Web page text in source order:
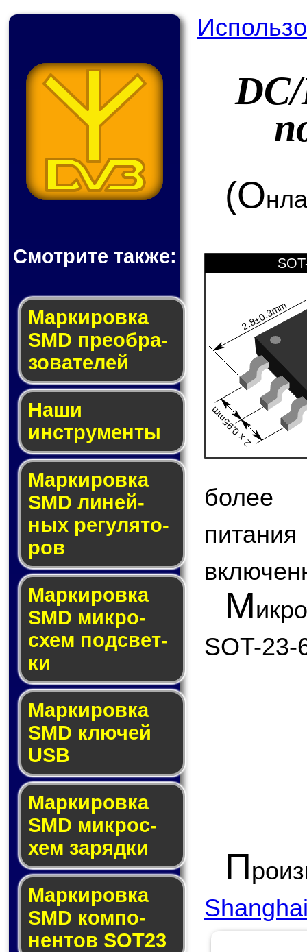
Смотрите также:
Мар­ки­ров­ка
SMD пре­об­ра­
зо­ва­те­лей
Наши
инструменты
Маркировка
SMD ли­ней­
ных ре­гу­ля­то­
ров
Маркировка
SMD мик­ро­
схем под­свет­
ки
Маркировка
SMD клю­чей
USB
Маркировка
SMD мик­рос­
хем за­ряд­ки
Маркировка
SMD ком­по­
нен­тов SOT23
(О
2.8±0.3mm
2 x 0.95mm
более
М
SOT-23-
П